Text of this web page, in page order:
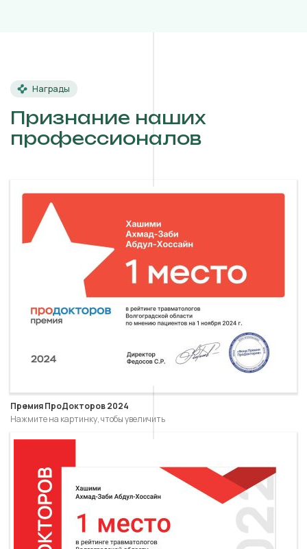
Награды
Признание наших
профессионалов
Премия ПроДокторов 2024
Нажмите на картинку, чтобы увеличить